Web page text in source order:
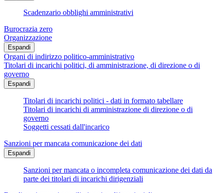
Scadenzario obblighi amministrativi
Burocrazia zero
Organizzazione
Espandi
Organi di indirizzo politico-amministrativo
Titolari di incarichi politici, di amministrazione, di direzione o di
governo
Espandi
Titolari di incarichi politici - dati in formato tabellare
Titolari di incarichi di amministrazione di direzione o di
governo
Soggetti cessati dall'incarico
Sanzioni per mancata comunicazione dei dati
Espandi
Sanzioni per mancata o incompleta comunicazione dei dati da
parte dei titolari di incarichi dirigenziali